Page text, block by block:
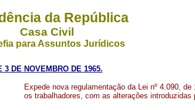
da República
Casa Civil
para Assuntos Jurídicos
3 DE NOVEMBRO DE 1965.
Expede nova regulamentação da Lei nº 4.090,
os trabalhadores, com as alterações